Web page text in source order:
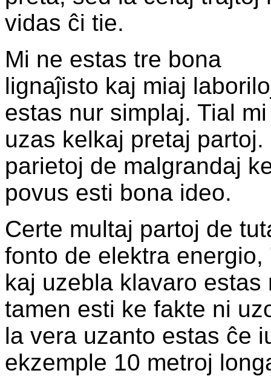
vidas ĉi tie.
Mi ne estas tre bona
lignaĵisto kaj miaj
estas nur simplaj. Tial mi
uzas kelkaj pretaj
parietoj de malgrandaj
povus esti bona ideo.
Certe multaj partoj de
fonto de elektra
kaj uzebla klavaro
tamen esti ke fakte ni
la vera uzanto estas ĉe
ekzemple 10 metroj